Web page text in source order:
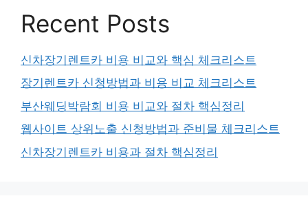
Recent Posts
신차장기렌트카 비용 비교와 핵심 체크리스트
장기렌트카 신청방법과 비용 비교 체크리스트
부산웨딩박람회 비용 비교와 절차 핵심정리
웹사이트 상위노출 신청방법과 준비물 체크리스트
신차장기렌트카 비용과 절차 핵심정리